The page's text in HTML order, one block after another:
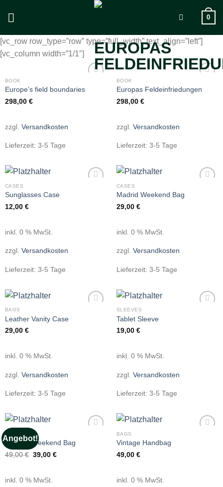
0
[vc_row row_type=”row” type=”full_width” text_align=”left”]
[vc_column width=”1/1″]
wishlist
BOOK
Europe’s field boundaries
298,00 €
zzgl. Versandkosten
Lieferzeit: 3-5 Tage
wishlist
BOOK
Europas Feldeinfriedungen
298,00 €
zzgl. Versandkosten
Lieferzeit: 3-5 Tage
CASES
Sunglasses Case
12,00 €
inkl. 0 % MwSt.
zzgl. Versandkosten
Lieferzeit: 3-5 Tage
CASES
Madrid Weekend Bag
29,00 €
inkl. 0 % MwSt.
zzgl. Versandkosten
Lieferzeit: 3-5 Tage
BAGS
Leather Vanity Case
29,00 €
inkl. 0 % MwSt.
zzgl. Versandkosten
Lieferzeit: 3-5 Tage
SLEEVES
Tablet Sleeve
19,00 €
inkl. 0 % MwSt.
zzgl. Versandkosten
Lieferzeit: 3-5 Tage
Angebot!
Leather Weekend Bag
49,00€ Ursprünglicher
39,00 €Aktueller
inkl. 0 % MwSt.
BAGS
Vintage Handbag
49,00 €
inkl. 0 % MwSt.